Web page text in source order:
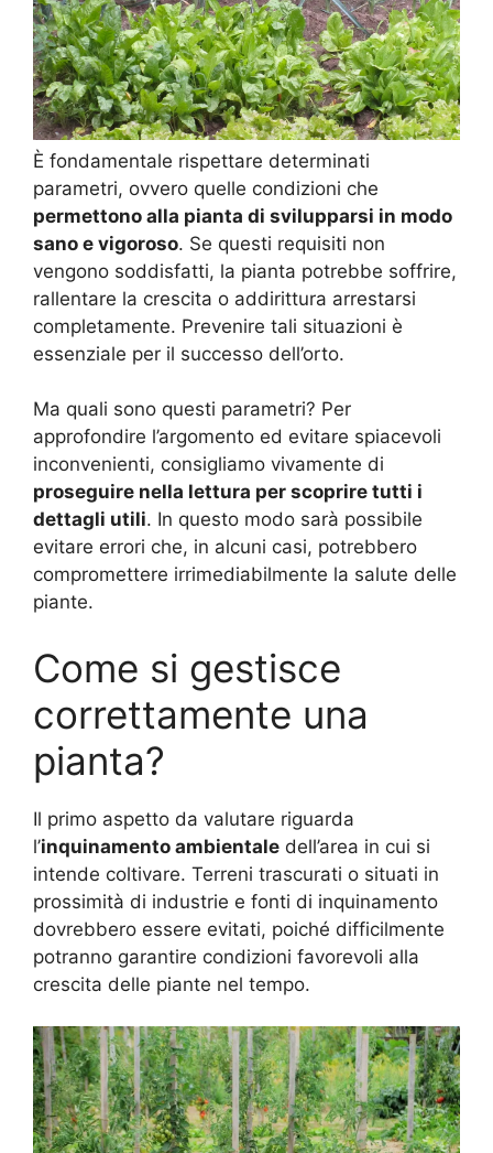
È fondamentale rispettare determinati
parametri, ovvero quelle condizioni che
permettono alla pianta di svilupparsi in modo
sano e vigoroso. Se questi requisiti non
vengono soddisfatti, la pianta potrebbe soffrire,
rallentare la crescita o addirittura arrestarsi
completamente. Prevenire tali situazioni è
essenziale per il successo dell’orto.
Ma quali sono questi parametri? Per
approfondire l’argomento ed evitare spiacevoli
inconvenienti, consigliamo vivamente di
proseguire nella lettura per scoprire tutti i
dettagli utili. In questo modo sarà possibile
evitare errori che, in alcuni casi, potrebbero
compromettere irrimediabilmente la salute delle
piante.
Come si gestisce
correttamente una
pianta?
Il primo aspetto da valutare riguarda
l’inquinamento ambientale dell’area in cui si
intende coltivare. Terreni trascurati o situati in
prossimità di industrie e fonti di inquinamento
dovrebbero essere evitati, poiché difficilmente
potranno garantire condizioni favorevoli alla
crescita delle piante nel tempo.